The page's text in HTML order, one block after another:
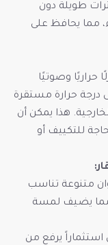
طويلة دون
مما يحافظ على
حراريًا وصوتيًا
درجة حرارة مستقرة
هذا يمكن أن
للتكييف أو
متنوعة تناسب
مما يضيف لمسة
يرفع من